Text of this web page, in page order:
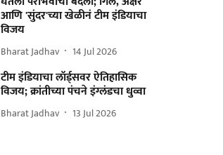
आणि 'सुंदर'च्या खेळीनं टीम इंडियाचा
विजय
Bharat Jadhav 14 Jul 2026
टीम इंडियाचा लॉर्ड्सवर ऐतिहासिक
विजय; क्रांतीच्या पंचने इंग्लंडचा धुव्वा
Bharat Jadhav 13 Jul 2026